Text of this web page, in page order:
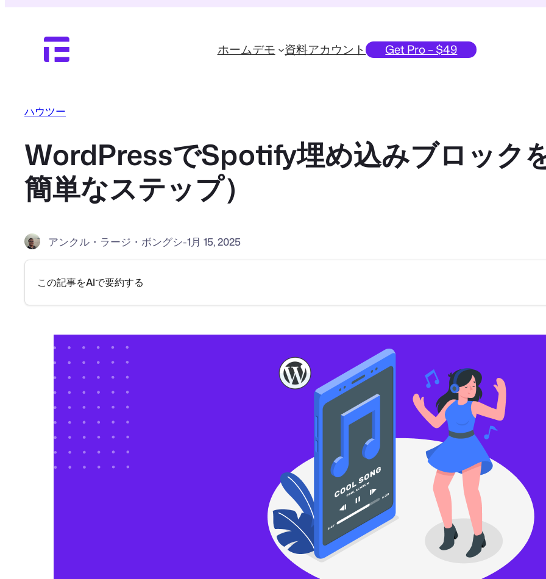
ホームデモ 資料アカウント Get Pro – $49
ハウツー
WordPressでSpotify埋め込みブロック
簡単なステップ）
アンクル・ラージ・ボングシ-1月 15, 2025
この記事をAIで要約する